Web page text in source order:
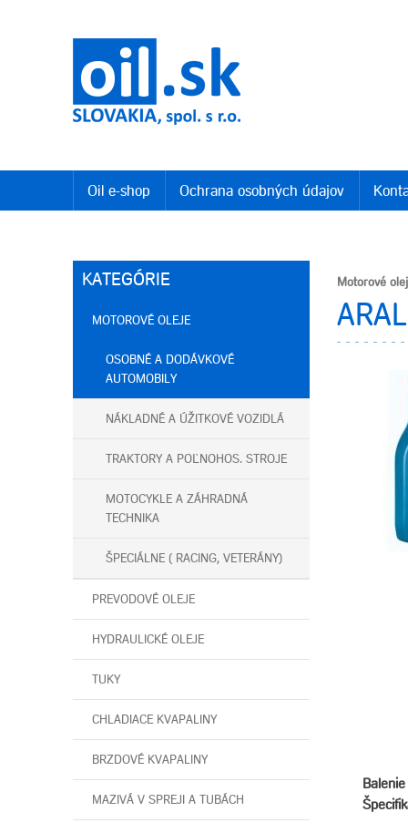
Oil e-shop Ochrana osobných údajov
KATEGÓRIE
MOTOROVÉ OLEJE
OSOBNÉ A DODÁVKOVÉ
AUTOMOBILY
NÁKLADNÉ A ÚŽITKOVÉ VOZIDLÁ
TRAKTORY A POĽNOHOS. STROJE
MOTOCYKLE A ZÁHRADNÁ
TECHNIKA
ŠPECIÁLNE ( RACING, VETERÁNY)
PREVODOVÉ OLEJE
HYDRAULICKÉ OLEJE
TUKY
CHLADIACE KVAPALINY
BRZDOVÉ KVAPALINY
MAZIVÁ V SPREJI A TUBÁCH
Motorové